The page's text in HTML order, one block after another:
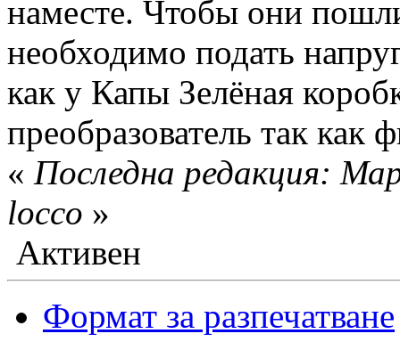
наместе. Чтобы они
необходимо подать
как у Капы Зелёная
преобразователь так как
« Последна редакция:
locco »
Активен
Формат за разпечатване